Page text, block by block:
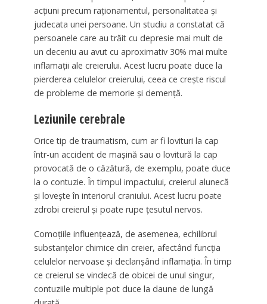
acțiuni precum raționamentul, personalitatea și
judecata unei persoane. Un studiu a constatat că
persoanele care au trăit cu depresie mai mult de
un deceniu au avut cu aproximativ 30% mai multe
inflamații ale creierului. Acest lucru poate duce la
pierderea celulelor creierului, ceea ce crește riscul
de probleme de memorie și demență.
Leziunile cerebrale
Orice tip de traumatism, cum ar fi lovituri la cap
într-un accident de mașină sau o lovitură la cap
provocată de o căzătură, de exemplu, poate duce
la o contuzie. În timpul impactului, creierul alunecă
și lovește în interiorul craniului. Acest lucru poate
zdrobi creierul și poate rupe țesutul nervos.
Comoțiile influențează, de asemenea, echilibrul
substanțelor chimice din creier, afectând funcția
celulelor nervoase și declanșând inflamația. În timp
ce creierul se vindecă de obicei de unul singur,
contuziile multiple pot duce la daune de lungă